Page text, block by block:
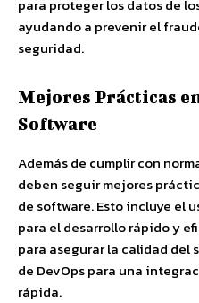
para proteger los datos de
ayudando a prevenir el
seguridad.
Mejores Prácticas
Software
Además de cumplir con
deben seguir mejores
de software. Esto incluye el
para el desarrollo rápido y
para asegurar la calidad
de DevOps para una
rápida.